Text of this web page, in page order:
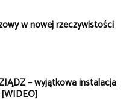
w nowej rzeczywistości
– wyjątkowa instalacja